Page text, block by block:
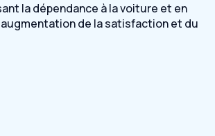
la dépendance à la voiture et en
de la satisfaction et du